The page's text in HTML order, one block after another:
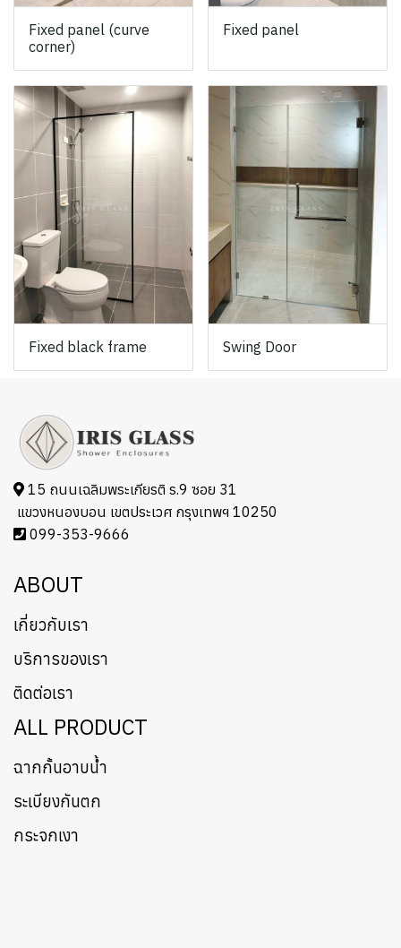
Fixed panel (curve
corner)
Fixed panel
Fixed black frame Swing Door
15 ถนนเฉลิมพระเกียรติ ร.9 ซอย 31
แขวงหนองบอน เขตประเวศ กรุงเทพฯ 10250
099-353-9666
ABOUT
เกี่ยวกับเรา
บริการของเรา
ติดต่อเรา
ALL PRODUCT
ฉากกั้นอาบน้ำ
ระเบียงกันตก
กระจกเงา